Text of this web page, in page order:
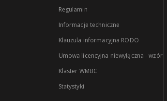
Regulamin
Informacje techniczne
Klauzula informacyjna RODO
Umowa licencyjna niewyłączna - wzór
Klaster WMBC
Statystyki